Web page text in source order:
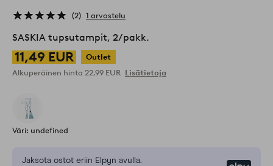
2 1 arvostelu
SASKIA tupsutampit, 2/pakk.
11,49 EUR
Outlet
Alkuperäinen hinta 22,99 EUR Lisätietoja
Väri: undefined
Jaksota ostot eriin Elpyn avulla.